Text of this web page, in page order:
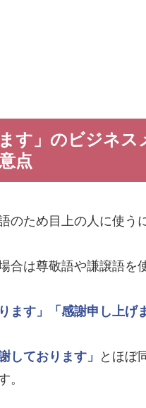
す」のビジネ
点
のため目上の人に使う
合は尊敬語や謙譲語を
ます」 「感謝申し上げ
しております」 とほぼ
。